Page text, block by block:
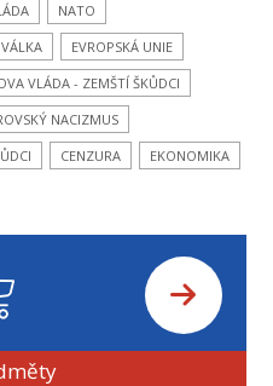
NATO
VÁLKA
EVROPSKÁ UNIE
VLÁDA - ZEMŠTÍ ŠKŮDCI
NACIZMUS
CENZURA EKONOMIKA